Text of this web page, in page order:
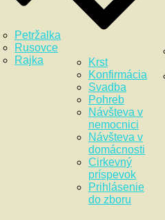
Petržalka
Rusovce
Rajka
Krst
Konfirmácia
Svadba
Pohreb
Návšteva v
nemocnici
Návšteva v
domácnosti
Cirkevný
príspevok
Prihlásenie
do zboru